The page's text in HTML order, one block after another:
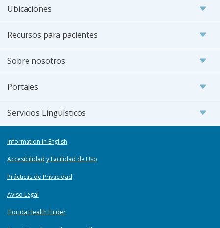
Ubicaciones
Recursos para pacientes
Sobre nosotros
Portales
Servicios Lingüísticos
Information in English
Accesibilidad y Facilidad de Uso
Prácticas de Privacidad
Aviso Legal
Florida Health Finder